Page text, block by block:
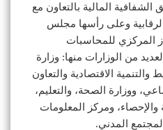
المالية بالتعاون مع
وعلى رأسها مجلس
المركزي للمحاسبات
من الوزارات منها: وزارة
والتنمية الاقتصادية والتعاون
ووزارة الصحة، والتعليم،
والإحصاء، ومركز المعلومات
المدني.